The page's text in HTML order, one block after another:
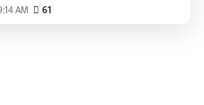
AM 61